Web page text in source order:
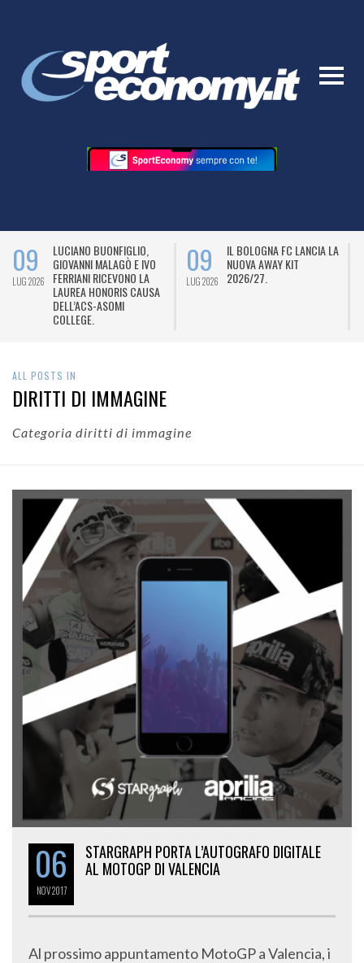
09
LUG 2026
LUCIANO BUONFIGLIO,
GIOVANNI MALAGÒ E IVO
FERRIANI RICEVONO LA
LAUREA HONORIS CAUSA
DELL’ACS-ASOMI
COLLEGE.
09
LUG 2026
IL BOLOGNA FC LANCIA LA
NUOVA AWAY KIT
2026/27.
ALL POSTS IN
DIRITTI DI IMMAGINE
Categoria diritti di immagine
06
NOV2017
STARGRAPH PORTA L’AUTOGRAFO DIGITALE
AL MOTOGP DI VALENCIA
Al prossimo appuntamento MotoGP a Valencia, i